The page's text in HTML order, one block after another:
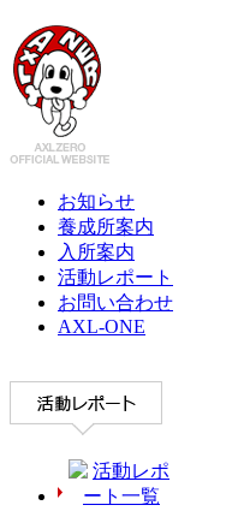
お知らせ
養成所案内
入所案内
活動レポート
お問い合わせ
AXL-ONE